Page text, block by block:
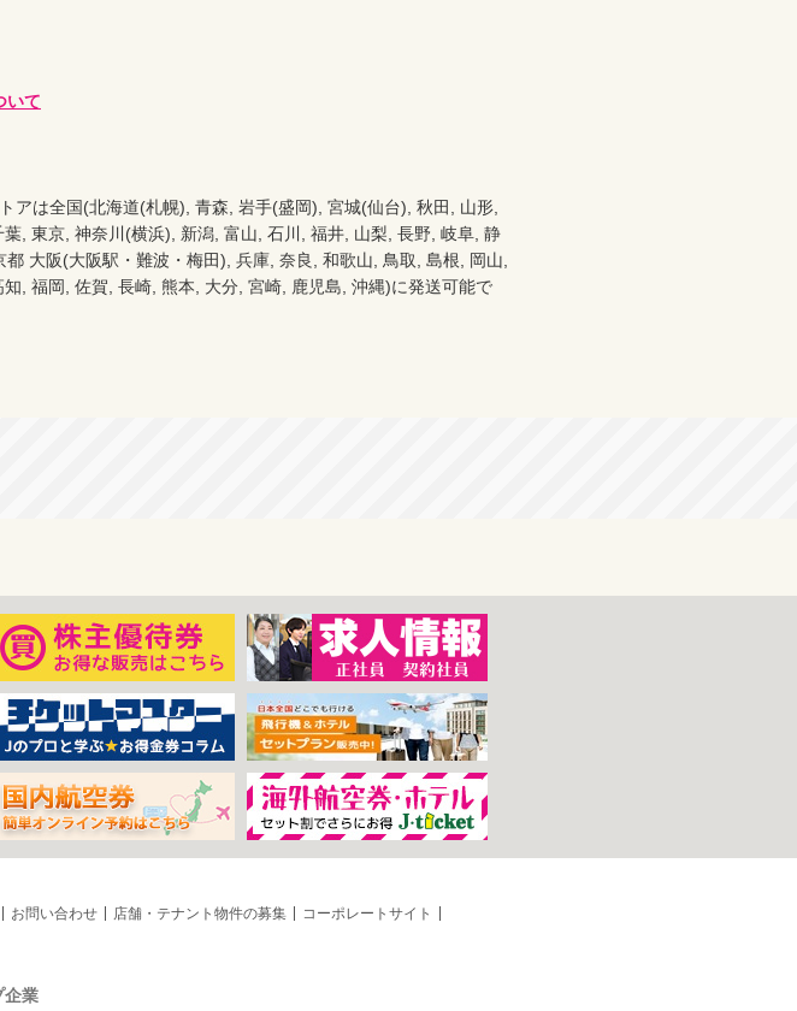
いて
アは全国(北海道(札幌), 青森, 岩手(盛岡), 宮城(仙台), 秋田, 山形,
, 東京, 神奈川(横浜), 新潟, 富山, 石川, 福井, 山梨, 長野, 岐阜, 静
大阪(大阪駅・難波・梅田), 兵庫, 奈良, 和歌山, 鳥取, 島根, 岡山,
, 福岡, 佐賀, 長崎, 熊本, 大分, 宮崎, 鹿児島, 沖縄)に発送可能で
お問い合わせ 店舗・テナント物件の募集 コーポレートサイト
企業